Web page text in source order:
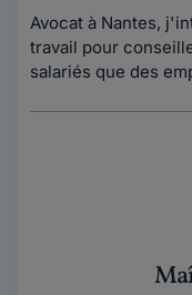
Avocat à Nantes,
travail pour
salariés que des